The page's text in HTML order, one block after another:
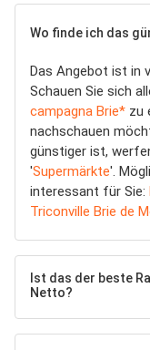
Wo finde ich das
Das Angebot ist in
Schauen Sie sich
campagna Brie* zu
nachschauen
günstiger ist,
'Supermärkte'.
interessant für Sie:
Triconville Brie de
Ist das der beste
Netto?